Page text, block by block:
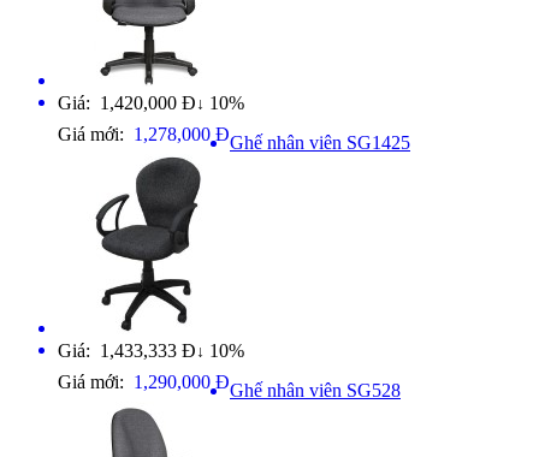
Giá: 1,420,000 Đ ↓ 10%
Giá mới: 1,278,000 ĐGhế nhân viên SG1425
Giá: 1,433,333 Đ ↓ 10%
Giá mới: 1,290,000 ĐGhế nhân viên SG528